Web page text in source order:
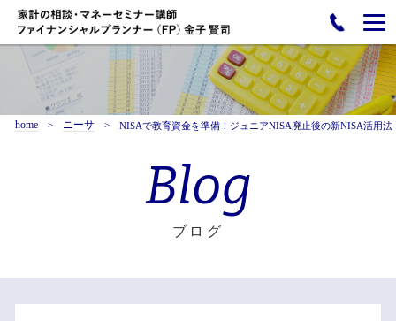
home ニーサ NISAで教育資金を準備！ジュニアNISA廃止後の新NISA活用法
Blog
ブログ